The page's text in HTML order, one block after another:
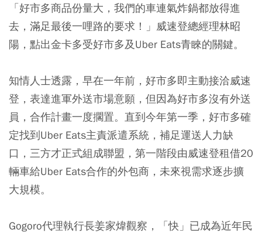
「好市多商品份量大，我們的車連氣炸鍋都放得進
去，滿足最後一哩路的要求！」威速登總經理林昭
陽，點出金卡多受好市多及Uber Eats青睞的關鍵。
知情人士透露，早在一年前，好市多即主動接洽威速
登，表達進軍外送市場意願，但因為好市多沒有外送
員，合作計畫一度擱置。直到今年第一季，好市多確
定找到Uber Eats主責派遣系統，補足運送人力缺
口，三方才正式組成聯盟，第一階段由威速登租借20
輛車給Uber Eats合作的外包商，未來視需求逐步擴
大規模。
Gogoro代理執行長姜家煒觀察，「快」已成為近年民